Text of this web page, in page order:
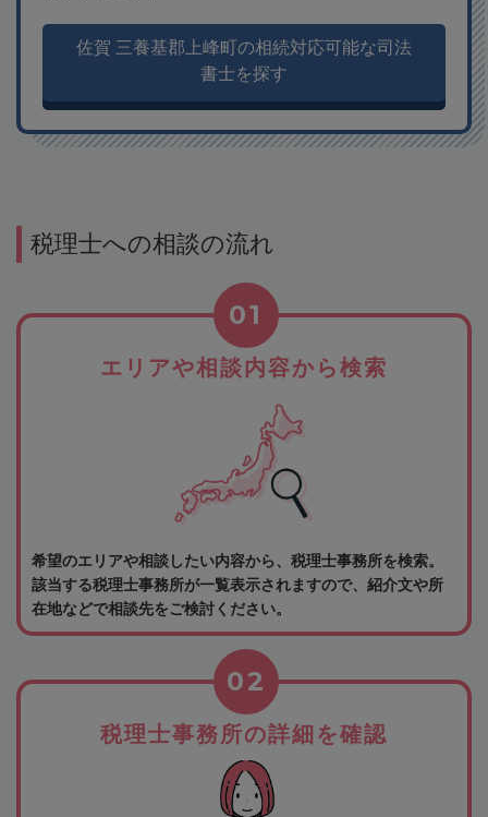
佐賀 三養基郡上峰町の相続対応可能な司法
書士を探す
税理士への相談の流れ
エリアや相談内容から検索
01
希望のエリアや相談したい内容から、税理士事務所を検索。
該当する税理士事務所が一覧表示されますので、紹介文や所
在地などで相談先をご検討ください。
税理士事務所の詳細を確認
02